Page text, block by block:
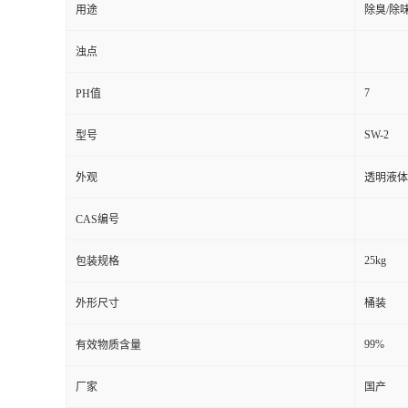
用途 除臭/除
浊点
PH值 7
型号 SW-2
外观 透明液体
CAS编号
包装规格 25kg
外形尺寸 桶装
有效物质含量 99%
厂家 国产